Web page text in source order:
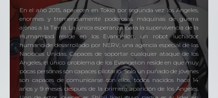
En el año 2015, aparecen en Tokio por segunda vez los Angeles,
enormes y tremendamente poderosas máquinas de guerra
ajenas a la Tierra. La única esperanza para la supervivencia de la
Humanidad reside en los Evangelion, un robot luchador
humanoide desarrollado por NERV, una agencia especial de las
Naciones Unidas. Capaces de soportar cualquier ataque de los
Angeles, el único problema de los Evangelion reside en que muy
pocas personas son capaces pilotarlo. Solo un puñado de jóvenes
son capaces de comunicarse con ellos, todos nacidos hace 14
años y 9 meses después de la primera aparición de los Angeles.